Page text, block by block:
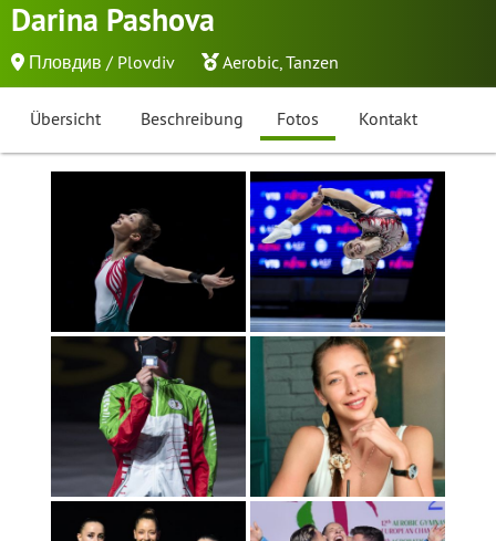
Darina Pashova
Пловдив / Plovdiv Aerobic,Tanzen
Übersicht Beschreibung Fotos Kontakt